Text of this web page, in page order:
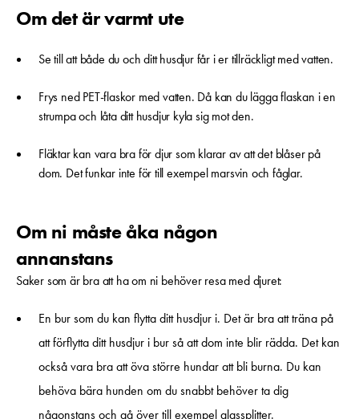
Om det är varmt ute
Se till att både du och ditt husdjur får i er tillräckligt med vatten.
Frys ned PET-flaskor med vatten. Då kan du lägga flaskan i en
strumpa och låta ditt husdjur kyla sig mot den.
Fläktar kan vara bra för djur som klarar av att det blåser på
dom. Det funkar inte för till exempel marsvin och fåglar.
Om ni måste åka någon
annanstans
Saker som är bra att ha om ni behöver resa med djuret:
En bur som du kan flytta ditt husdjur i. Det är bra att träna på
att förflytta ditt husdjur i bur så att dom inte blir rädda. Det kan
också vara bra att öva större hundar att bli burna. Du kan
behöva bära hunden om du snabbt behöver ta dig
någonstans och gå över till exempel glassplitter.